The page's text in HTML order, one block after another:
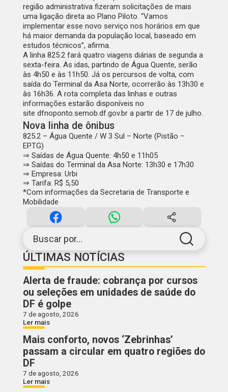
Buscar por...
ÚLTIMAS NOTÍCIAS
Alerta de fraude: cobrança por cursos
ou seleções em unidades de saúde do
DF é golpe
7 de agosto, 2026
Ler mais
Mais conforto, novos ‘Zebrinhas’
passam a circular em quatro regiões do
DF
7 de agosto, 2026
Ler mais
região administrativa fizeram solicitações de mais
uma ligação direta ao Plano Piloto. “Vamos
implementar esse novo serviço nos horários em que
há maior demanda da população local, baseado em
estudos técnicos”, afirma.
A linha 825.2 fará quatro viagens diárias de segunda a
sexta-feira. As idas, partindo de Água Quente, serão
às 4h50 e às 11h50. Já os percursos de volta, com
saída do Terminal da Asa Norte, ocorrerão às 13h30 e
às 16h36. A rota completa das linhas e outras
informações estarão disponíveis no
site dfnoponto.semob.df.gov.bra partir de 17 de julho.
Nova linha de ônibus
825.2 – Água Quente / W 3 Sul – Norte (Pistão –
EPTG)
⇒ Saídas de Água Quente: 4h50 e 11h05
⇒ Saídas do Terminal da Asa Norte: 13h30 e 17h30
⇒ Empresa: Urbi
⇒ Tarifa: R$ 5,50
*Com informações da Secretaria de Transporte e
Mobilidade